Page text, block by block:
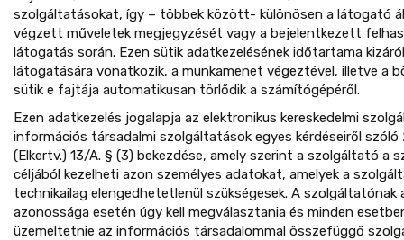
szolgáltatásokat, így – többek között- különösen a látogató
végzett műveletek megjegyzését vagy a bejelentkezett
látogatás során. Ezen sütik adatkezelésének időtartama
látogatására vonatkozik, a munkamenet végeztével, illetve a
sütik e fajtája automatikusan törlődik a számítógépéről.
Ezen adatkezelés jogalapja az elektronikus kereskedelmi
információs társadalmi szolgáltatások egyes kérdéseiről szóló
(Elkertv.) 13/A. § (3) bekezdése, amely szerint a szolgáltató a
céljából kezelheti azon személyes adatokat, amelyek a
technikailag elengedhetetlenül szükségesek. A szolgáltatónak
azonossága esetén úgy kell megválasztania és minden
üzemeltetnie az információs társadalommal összefüggő